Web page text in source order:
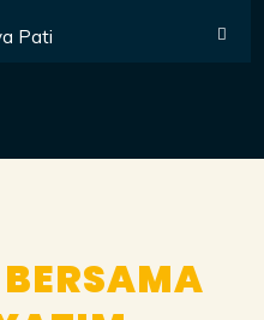
Pati
BERSAMA